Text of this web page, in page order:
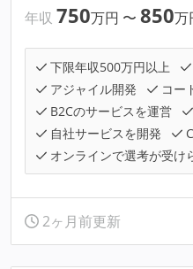
年収 750万円 〜 850万
下限年収500万円以上
アジャイル開発
コー
B2Cのサービスを運営
自社サービスを開発
オンラインで選考が受け
2ヶ月前更新